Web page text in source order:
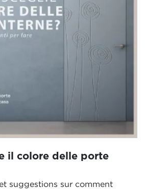
il colore delle porte
suggestions sur comment